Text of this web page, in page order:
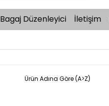
Bagaj Düzenleyici İletişim
Ürün Adına Göre (A>Z)